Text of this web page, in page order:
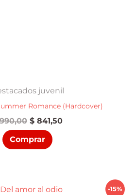
juvenil
Romance (Hardcover)
El
precio
original
era:
$841,50El
Comprar
-15%